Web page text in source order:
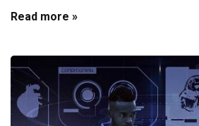
Read more »